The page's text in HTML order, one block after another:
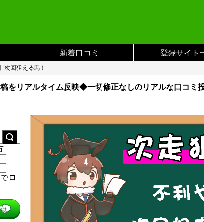
新着口コミ 登録サイト
次回狙える馬！
をリアルタイム反映◆一切修正なしのリアルな口コミ投
ロ